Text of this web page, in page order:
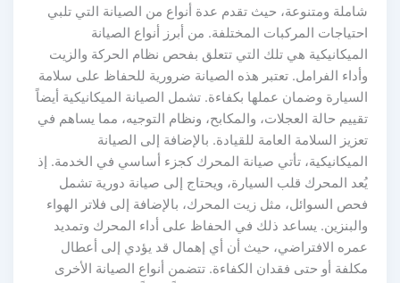
شاملة ومتنوعة، حيث تقدم عدة أنواع من الصيانة التي تلبي
احتياجات المركبات المختلفة. من أبرز أنواع الصيانة
الميكانيكية هي تلك التي تتعلق بفحص نظام الحركة والزيت
وأداء الفرامل. تعتبر هذه الصيانة ضرورية للحفاظ على سلامة
السيارة وضمان عملها بكفاءة. تشمل الصيانة الميكانيكية أيضاً
تقييم حالة العجلات، والمكابح، ونظام التوجيه، مما يساهم في
تعزيز السلامة العامة للقيادة. بالإضافة إلى الصيانة
الميكانيكية، تأتي صيانة المحرك كجزء أساسي في الخدمة. إذ
يُعد المحرك قلب السيارة، ويحتاج إلى صيانة دورية تشمل
فحص السوائل، مثل زيت المحرك، بالإضافة إلى فلاتر الهواء
والبنزين. يساعد ذلك في الحفاظ على أداء المحرك وتمديد
عمره الافتراضي، حيث أن أي إهمال قد يؤدي إلى أعطال
مكلفة أو حتى فقدان الكفاءة. تتضمن أنواع الصيانة الأخرى